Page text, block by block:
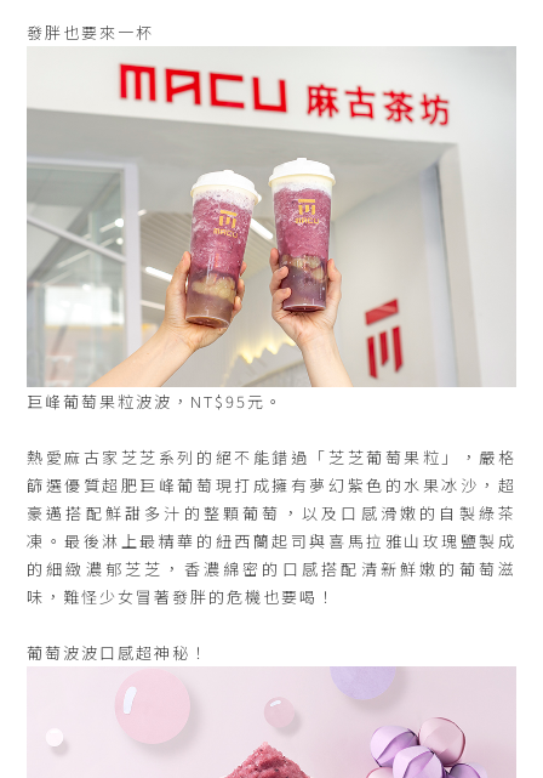
發胖也要來一杯
巨峰葡萄果粒波波，NT$95元。
熱愛麻古家芝芝系列的絕不能錯過「芝芝葡萄果粒」，嚴格
篩選優質超肥巨峰葡萄現打成擁有夢幻紫色的水果冰沙，超
豪邁搭配鮮甜多汁的整顆葡萄，以及口感滑嫩的自製綠茶
凍。最後淋上最精華的紐西蘭起司與喜馬拉雅山玫瑰鹽製成
的細緻濃郁芝芝，香濃綿密的口感搭配清新鮮嫩的葡萄滋
味，難怪少女冒著發胖的危機也要喝！
葡萄波波口感超神秘！